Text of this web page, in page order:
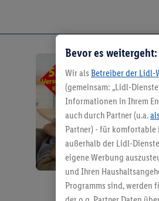
Bevor es
Wir als Betreiber der Lidl-
(gemeinsam: „Lidl-
Informationen in Ihrem
auch durch Partner (u.a.
Partner) - für
außerhalb der Lidl-
eigene Werbung
und Ihren
Programms sind, werden